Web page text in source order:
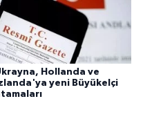
Hollanda ve
yeni Büyükelçi